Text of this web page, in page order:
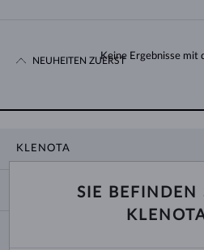
Keine Ergebnisse mit
NEUHEITEN ZUERST
KLENOTA
SHOWROOM
ZAHLUNG UND VERSAND
SIE BEFINDEN